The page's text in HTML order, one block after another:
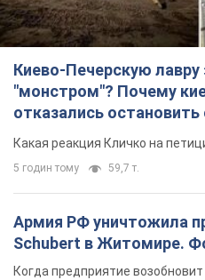
Киево-Печерскую
"монстром"? Почему
отказались
небоскреба
Какая реакция Кличко на
5 годин тому 59,7 т.
Армия РФ уничтожила
Schubert в Житомире.
Когда предприятие